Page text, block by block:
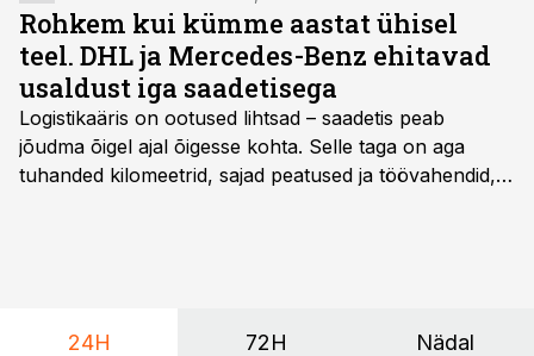
Rohkem kui kümme aastat ühisel
teel. DHL ja Mercedes-Benz ehitavad
usaldust iga saadetisega
Logistikaäris on ootused lihtsad – saadetis peab
jõudma õigel ajal õigesse kohta. Selle taga on aga
tuhanded kilomeetrid, sajad peatused ja töövahendid,
24H 72H Nädal